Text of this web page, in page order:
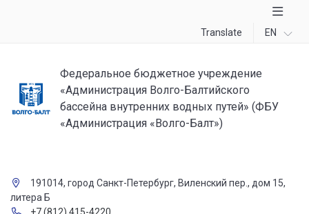
Translate EN
Федеральное бюджетное учреждение
«Администрация Волго-Балтийского
бассейна внутренних водных путей» (ФБУ
«Администрация «Волго-Балт»)
191014, город Санкт-Петербург, Виленский пер., дом 15,
литера Б